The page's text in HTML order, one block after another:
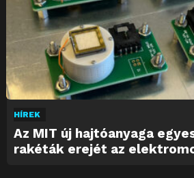
HÍREK
Az MIT új hajtóanyaga
rakéták erejét az